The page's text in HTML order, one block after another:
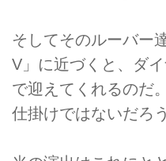
そしてそのルーバー
V」に近づくと、ダ
で迎えてくれるのだ
仕掛けではないだろ